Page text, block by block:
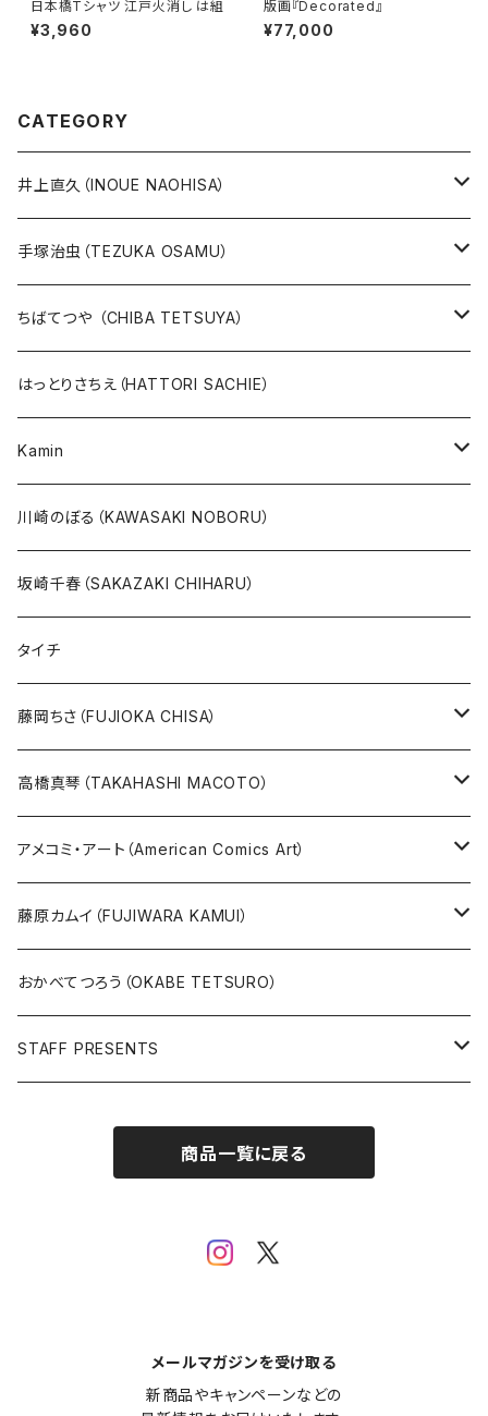
日本橋Tシャツ 江戸火消し は組
¥3,960
版画『Decorated』
¥77,000
CATEGORY
井上直久（INOUE NAOHISA）
人気作品TOP10
版画
10万未満
20万未満
本、カレンダー
イバラード新作版画2026
手塚治虫（TEZUKA OSAMU）
版画
鉄腕アトム
ジャングル大帝
その他
人気作品TOP10
ちばてつや （CHIBA TETSUYA）
版画
あしたのジョー
その他
人気作品TOP5
はっとりさちえ（HATTORI SACHIE）
Kamin
版画
川崎のぼる（KAWASAKI NOBORU）
坂崎千春（SAKAZAKI CHIHARU）
タイチ
藤岡ちさ（FUJIOKA CHISA）
版画
原画
高橋真琴（TAKAHASHI MACOTO）
版画
直筆サイン入り
版上サイン【新作】
グッズ
アメコミ・アート（American Comics Art）
ガブリエーレ・デッロット版画
SPIDER MAN
BATMAN
人気作品TOP5
藤原カムイ（FUJIWARA KAMUI）
複製原画
おかべてつろう（OKABE TETSURO）
STAFF PRESENTS
商品一覧に戻る
メールマガジンを受け取る
新商品やキャンペーンなどの